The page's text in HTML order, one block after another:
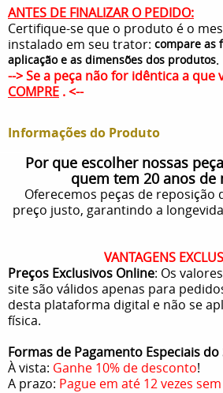
ANTES DE FINALIZAR O PEDIDO:
Certifique-se que o produto é o
instalado em seu trator: compare as
aplicação e as dimensões dos produtos.
--> Se a peça não for idêntica a que
COMPRE . <--
Informações do Produto
Por que escolher nossas
quem tem 20 anos de
Oferecemos peças de reposição
preço justo, garantindo a
VANTAGENS
Preços Exclusivos Online: Os
site são válidos apenas para
desta plataforma digital e não se
física.
Formas de Pagamento Especiais do
À vista: Ganhe 10% de desconto!
A prazo: Pague em até 12 vezes